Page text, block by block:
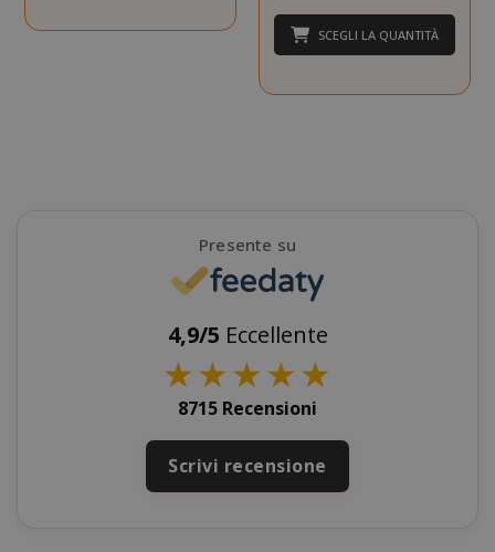
SCEGLI LA QUANTITÀ
Presente su
4,9/5 Eccellente
★★★★★
8715 Recensioni
Scrivi recensione
_GRECAPTCHA